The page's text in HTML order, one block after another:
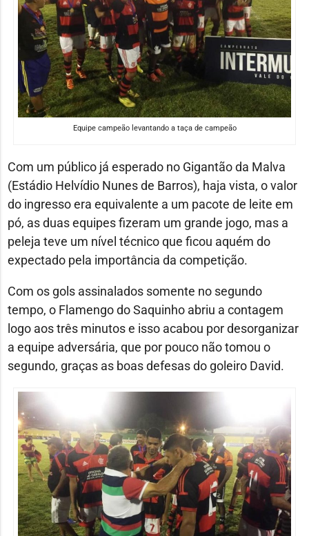
Equipe campeão levantando a taça de campeão
Com um público já esperado no Gigantão da Malva
(Estádio Helvídio Nunes de Barros), haja vista, o valor
do ingresso era equivalente a um pacote de leite em
pó, as duas equipes fizeram um grande jogo, mas a
peleja teve um nível técnico que ficou aquém do
expectado pela importância da competição.
Com os gols assinalados somente no segundo
tempo, o Flamengo do Saquinho abriu a contagem
logo aos três minutos e isso acabou por desorganizar
a equipe adversária, que por pouco não tomou o
segundo, graças as boas defesas do goleiro David.